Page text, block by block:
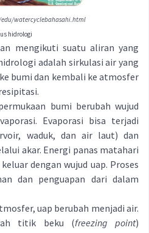
watercyclebahasahi.html
hidrologi
mengikuti suatu aliran yang
adalah sirkulasi air yang
bumi dan kembali ke atmosfer
bumi berubah wujud
Evaporasi bisa terjadi
waduk, dan air laut) dan
akar. Energi panas matahari
dengan wujud uap. Proses
dan penguapan dari dalam
uap berubah menjadi air.
titik beku (freezing point)